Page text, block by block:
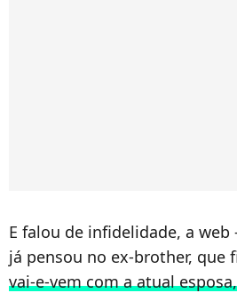
E falou de infidelidade, a web
já pensou no ex-brother, que
vai-e-vem com a atual